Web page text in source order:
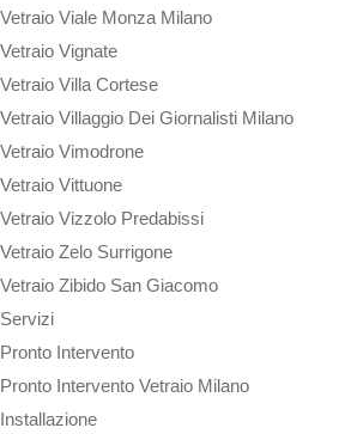
Vetraio Viale Monza Milano
Vetraio Vignate
Vetraio Villa Cortese
Vetraio Villaggio Dei Giornalisti Milano
Vetraio Vimodrone
Vetraio Vittuone
Vetraio Vizzolo Predabissi
Vetraio Zelo Surrigone
Vetraio Zibido San Giacomo
Servizi
Pronto Intervento
Pronto Intervento Vetraio Milano
Installazione